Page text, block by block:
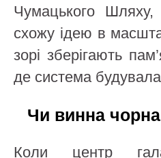
Чумацького Шляху,
схожу ідею в
зорі зберігають
де система
Чи винна чорна
Коли центр